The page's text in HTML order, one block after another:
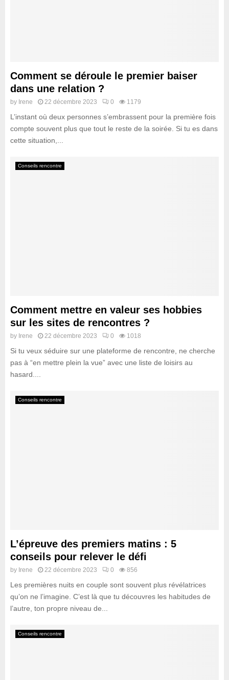
Comment se déroule le premier baiser
dans une relation ?
by Irene 22 décembre 2023 0 1179
L’instant où deux personnes s’embrassent pour la première fois
compte souvent plus que tout le reste de la soirée. Si tu es dans
cette situation,...
Conseils rencontre
Comment mettre en valeur ses hobbies
sur les sites de rencontres ?
by Irene 22 décembre 2023 0 1018
Si tu veux séduire sur une plateforme de rencontre, ne cherche
pas à “en mettre plein la vue” avec une liste de loisirs au
hasard....
Conseils rencontre
L’épreuve des premiers matins : 5
conseils pour relever le défi
by Irene 22 décembre 2023 0 856
Les premières nuits en couple sont souvent plus révélatrices
qu’on ne l’imagine. C’est là que tu découvres les habitudes de
l’autre, ton propre niveau de...
Conseils rencontre